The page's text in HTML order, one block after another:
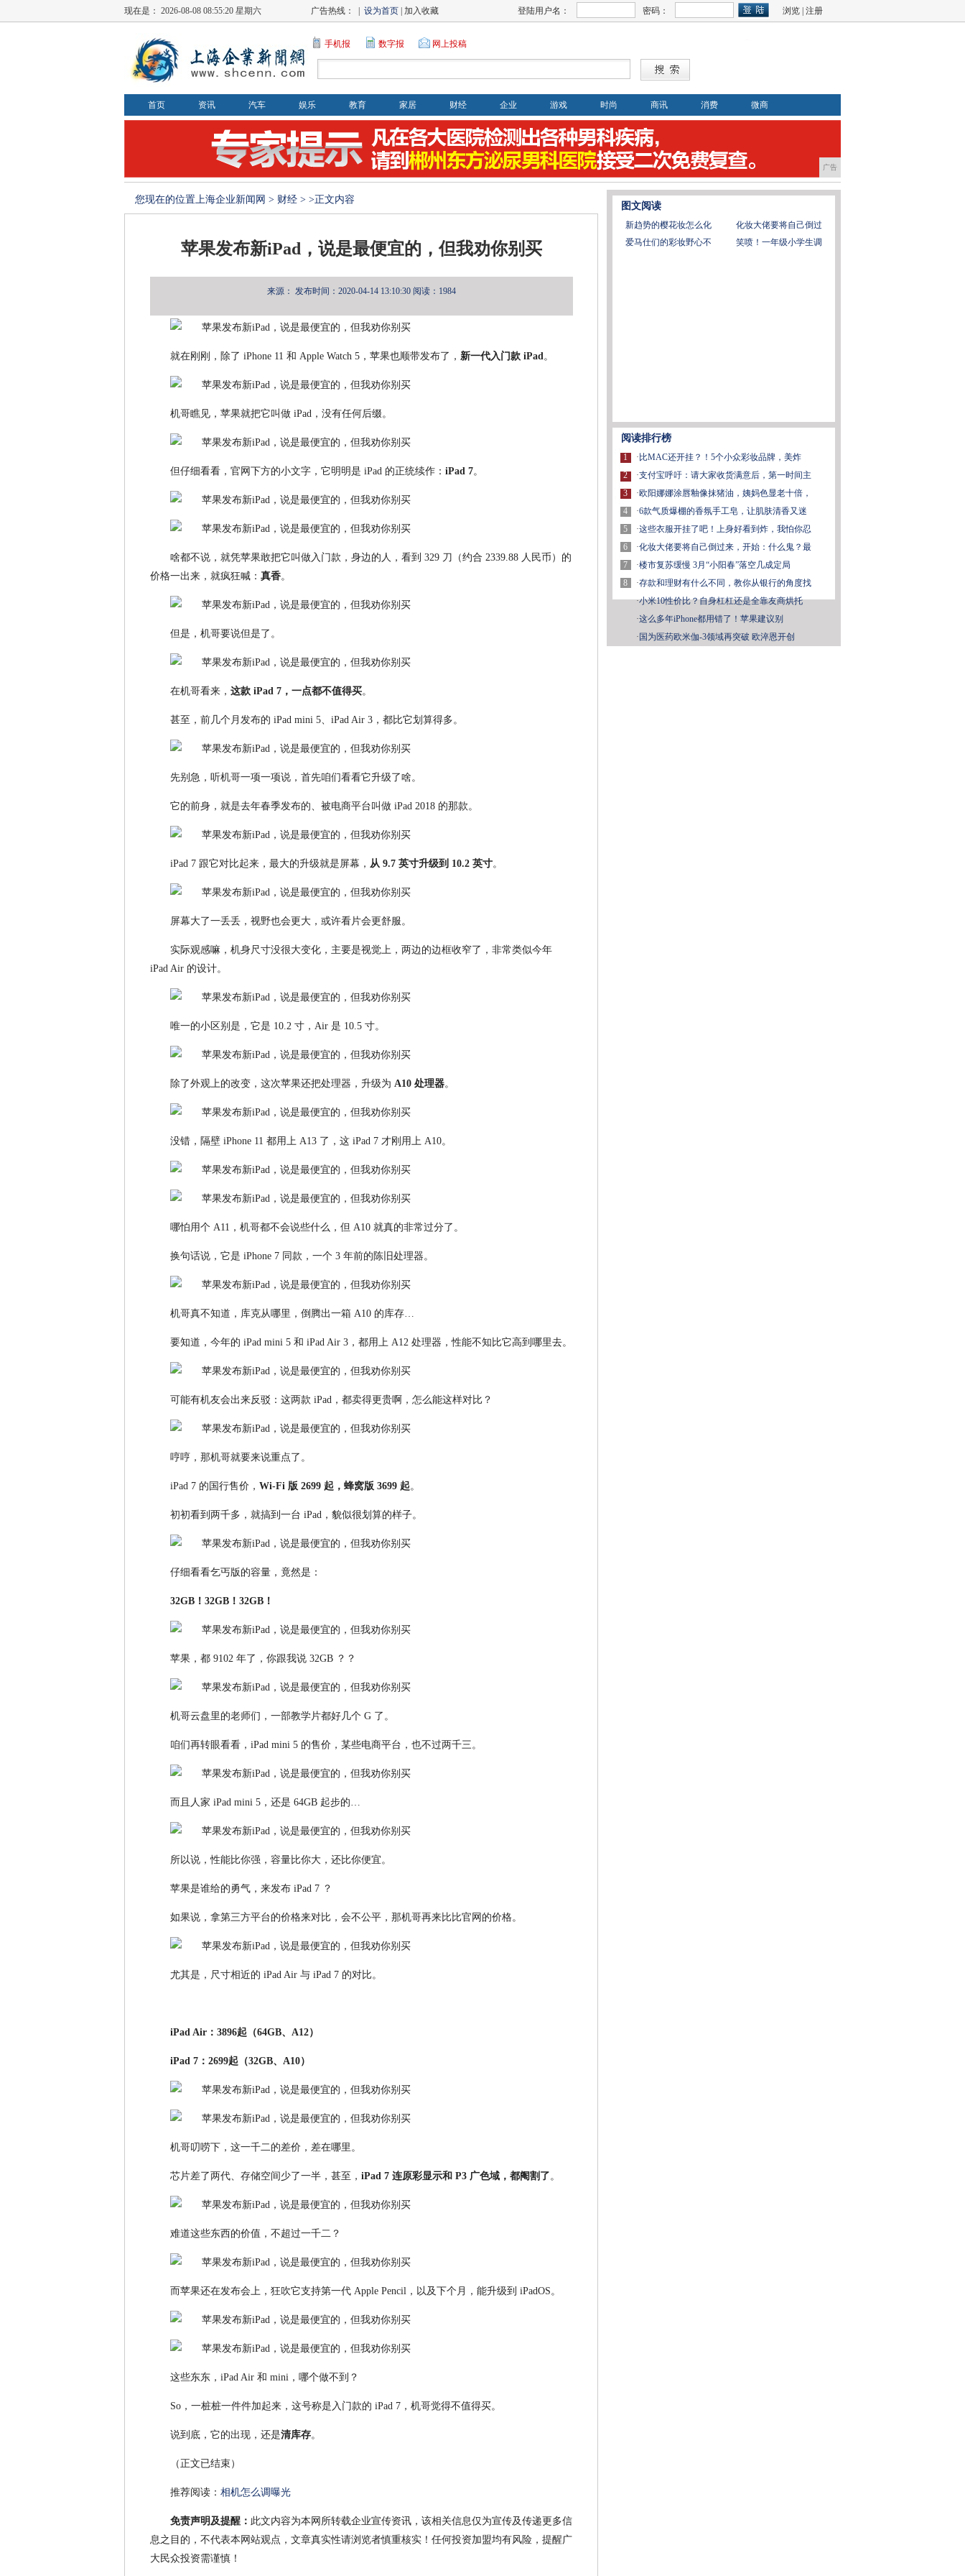
现在是： 2026-08-08 08:55:21 星期六 广告热线： | 设为首页 | 加入收藏 登陆用户名： 密码： 浏览 注册
手机报 数字报 网上投稿
首页 资讯 汽车 娱乐 教育 家居 财经 企业 游戏 时尚 商讯 消费 微商
广告
您现在的位置上海企业新闻网 > 财经 > >正文内容
苹果发布新iPad，说是最便宜的，但我劝你别买
来源： 发布时间：2020-04-14 13:10:30 阅读：1984
就在刚刚，除了 iPhone 11 和 Apple Watch 5，苹果也顺带发布了， 新一代入门款 iPad。
机哥瞧见，苹果就把它叫做 iPad，没有任何后缀。
但仔细看看，官网下方的小文字，它明明是 iPad 的正统续作： iPad 7。
啥都不说，就凭苹果敢把它叫做入门款，身边的人，看到 329 刀（约合 2339.88 人民币）的
价格一出来，就疯狂喊： 真香。
但是，机哥要说但是了。
在机哥看来， 这款 iPad 7，一点都不值得买。
甚至，前几个月发布的 iPad mini 5、iPad Air 3，都比它划算得多。
先别急，听机哥一项一项说，首先咱们看看它升级了啥。
它的前身，就是去年春季发布的、被电商平台叫做 iPad 2018 的那款。
iPad 7 跟它对比起来，最大的升级就是屏幕， 从 9.7 英寸升级到 10.2 英寸。
屏幕大了一丢丢，视野也会更大，或许看片会更舒服。
实际观感嘛，机身尺寸没很大变化，主要是视觉上，两边的边框收窄了，非常类似今年
iPad Air 的设计。
唯一的小区别是，它是 10.2 寸，Air 是 10.5 寸。
除了外观上的改变，这次苹果还把处理器，升级为 A10 处理器。
没错，隔壁 iPhone 11 都用上 A13 了，这 iPad 7 才刚用上 A10。
哪怕用个 A11，机哥都不会说些什么，但 A10 就真的非常过分了。
换句话说，它是 iPhone 7 同款，一个 3 年前的陈旧处理器。
机哥真不知道，库克从哪里，倒腾出一箱 A10 的库存…
要知道，今年的 iPad mini 5 和 iPad Air 3，都用上 A12 处理器，性能不知比它高到哪里去。
可能有机友会出来反驳：这两款 iPad，都卖得更贵啊，怎么能这样对比？
哼哼，那机哥就要来说重点了。
iPad 7 的国行售价， Wi-Fi 版 2699 起，蜂窝版 3699 起。
初初看到两千多，就搞到一台 iPad，貌似很划算的样子。
仔细看看乞丐版的容量，竟然是：
32GB！32GB！32GB！
苹果，都 9102 年了，你跟我说 32GB ？？
机哥云盘里的老师们，一部教学片都好几个 G 了。
咱们再转眼看看，iPad mini 5 的售价，某些电商平台，也不过两千三。
而且人家 iPad mini 5，还是 64GB 起步的…
所以说，性能比你强，容量比你大，还比你便宜。
苹果是谁给的勇气，来发布 iPad 7 ？
如果说，拿第三方平台的价格来对比，会不公平，那机哥再来比比官网的价格。
尤其是，尺寸相近的 iPad Air 与 iPad 7 的对比。
iPad Air：3896起（64GB、A12）
iPad 7：2699起（32GB、A10）
机哥叨唠下，这一千二的差价，差在哪里。
芯片差了两代、存储空间少了一半，甚至， iPad 7 连原彩显示和 P3 广色域，都阉割了。
难道这些东西的价值，不超过一千二？
而苹果还在发布会上，狂吹它支持第一代 Apple Pencil，以及下个月，能升级到 iPadOS。
这些东东，iPad Air 和 mini，哪个做不到？
So，一桩桩一件件加起来，这号称是入门款的 iPad 7，机哥觉得不值得买。
说到底，它的出现，还是清库存。
（正文已结束）
推荐阅读： 相机怎么调曝光
免责声明及提醒： 此文内容为本网所转载企业宣传资讯，该相关信息仅为宣传及传递更多信
息之目的，不代表本网站观点，文章真实性请浏览者慎重核实！任何投资加盟均有风险，提醒广
大民众投资需谨慎！
图文阅读
新趋势的樱花妆怎么化
化妆大佬要将自己倒过
爱马仕们的彩妆野心不
笑喷！一年级小学生调
阅读排行榜
1
2
3
4
5
6
7
8
· 比MAC还开挂？！5个小众彩妆品牌，美炸
·支付宝呼吁：请大家收货满意后，第一时间主
·欧阳娜娜涂唇釉像抹猪油，姨妈色显老十倍，
·6款气质爆棚的香氛手工皂，让肌肤清香又迷
·这些衣服开挂了吧！上身好看到炸，我怕你忍
·化妆大佬要将自己倒过来，开始：什么鬼？最
·楼市复苏缓慢 3月“小阳春”落空几成定局
·存款和理财有什么不同，教你从银行的角度找
·小米10性价比？自身杠杠还是全靠友商烘托
·这么多年iPhone都用错了！苹果建议别
· 国为医药欧米伽-3领域再突破 欧淬恩开创